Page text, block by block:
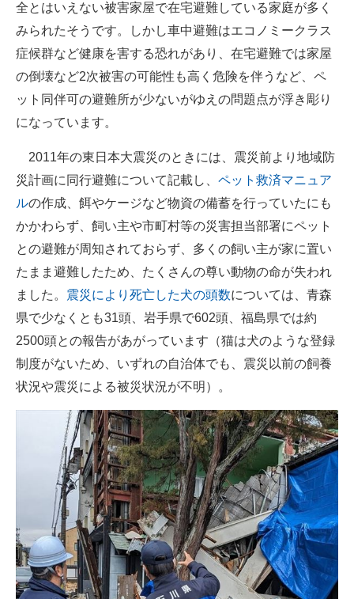
全とはいえない被害家屋で在宅避難している家庭が多く
みられたそうです。しかし車中避難はエコノミークラス
症候群など健康を害する恐れがあり、在宅避難では家屋
の倒壊など2次被害の可能性も高く危険を伴うなど、ペ
ット同伴可の避難所が少ないがゆえの問題点が浮き彫り
になっています。
2011年の東日本大震災のときには、震災前より地域防
災計画に同行避難について記載し、 ペット救済マニュア
ルの作成、餌やケージなど物資の備蓄を行っていたにも
かかわらず、飼い主や市町村等の災害担当部署にペット
との避難が周知されておらず、多くの飼い主が家に置い
たまま避難したため、たくさんの尊い動物の命が失われ
ました。 震災により死亡した犬の頭数については、青森
県で少なくとも31頭、岩手県で602頭、福島県では約
2500頭との報告があがっています（猫は犬のような登録
制度がないため、いずれの自治体でも、震災以前の飼養
状況や震災による被災状況が不明）。